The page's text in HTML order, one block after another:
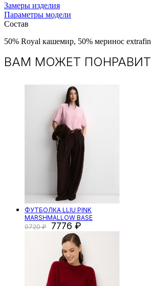
Замеры изделия
Параметры модели
Состав
50% Royal кашемир, 50% меринос
ВАМ МОЖЕТ
ФУТБОЛКА LLIU PINK
MARSHMALLOW BASE
9720
7776